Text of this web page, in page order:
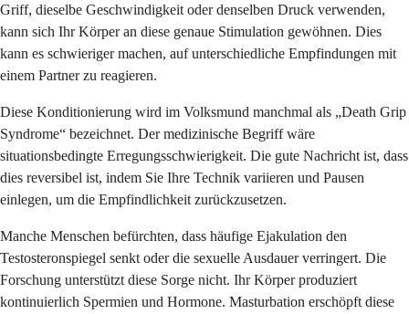
Griff, dieselbe Geschwindigkeit oder denselben Druck verwenden,
kann sich Ihr Körper an diese genaue Stimulation gewöhnen. Dies
kann es schwieriger machen, auf unterschiedliche Empfindungen mit
einem Partner zu reagieren.
Diese Konditionierung wird im Volksmund manchmal als „Death Grip
Syndrome“ bezeichnet. Der medizinische Begriff wäre
situationsbedingte Erregungsschwierigkeit. Die gute Nachricht ist, dass
dies reversibel ist, indem Sie Ihre Technik variieren und Pausen
einlegen, um die Empfindlichkeit zurückzusetzen.
Manche Menschen befürchten, dass häufige Ejakulation den
Testosteronspiegel senkt oder die sexuelle Ausdauer verringert. Die
Forschung unterstützt diese Sorge nicht. Ihr Körper produziert
kontinuierlich Spermien und Hormone. Masturbation erschöpft diese